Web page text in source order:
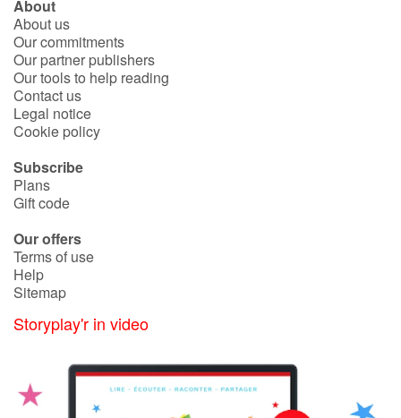
About
About us
Our commitments
Our partner publishers
Our tools to help reading
Contact us
Legal notice
Cookie policy
Subscribe
Plans
Gift code
Our offers
Terms of use
Help
Sitemap
Storyplay'r in video